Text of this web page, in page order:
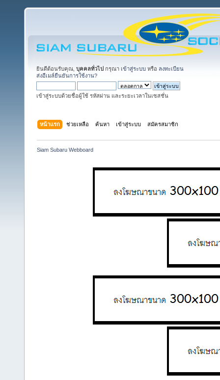
ยินดีต้อนรับคุณ, บุคคลทั่วไป กรุณา เข้าสู่ระบบ หรือ ลงทะเบียน
ส่งอีเมล์ยืนยันการใช้งาน?
เข้าสู่ระบบด้วยชื่อผู้ใช้ รหัสผ่าน และระยะเวลาในเซสชั่น
หน้าแรก ช่วยเหลือ ค้นหา เข้าสู่ระบบ สมัครสมาชิก
Siam Subaru Webboard